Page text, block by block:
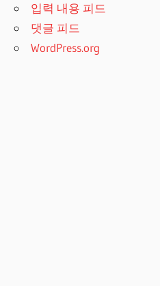
입력 내용 피드
댓글 피드
WordPress.org